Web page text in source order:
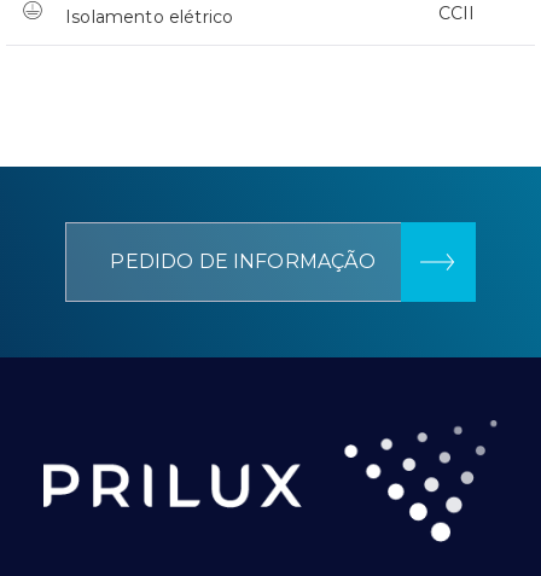
Isolamento elétrico CCII
PEDIDO DE INFORMAÇÃO